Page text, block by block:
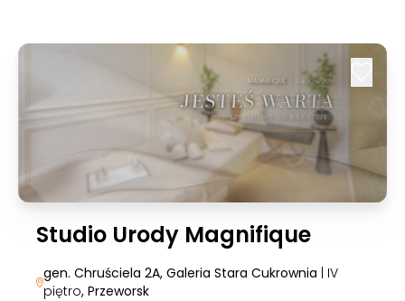
Studio Urody Magnifique
gen. Chruściela 2A, Galeria Stara Cukrownia | IV
piętro, Przeworsk